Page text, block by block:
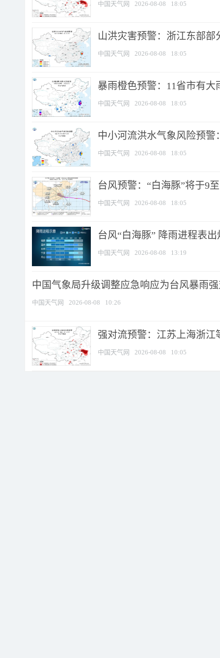
中国天气网 2026-08-08 18:05
山洪灾害预警：浙江东部
中国天气网 2026-08-08 18:05
暴雨橙色预警：11省市有
中国天气网 2026-08-08 18:05
中小河流洪水气象风险预
中国天气网 2026-08-08 18:05
台风预警：“白海豚”将于9
中国天气网 2026-08-08 18:05
台风“白海豚” 降雨进程表
中国天气网 2026-08-08 13:19
中国气象局升级调整应急响应为台风暴雨
中国天气网 2026-08-08 10:26
强对流预警：江苏上海浙江
中国天气网 2026-08-08 10:05